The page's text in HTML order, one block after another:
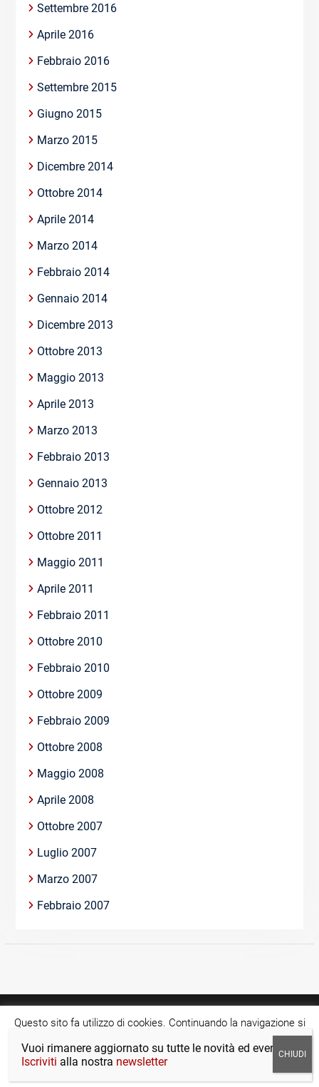
Settembre 2016
Aprile 2016
Febbraio 2016
Settembre 2015
Giugno 2015
Marzo 2015
Dicembre 2014
Ottobre 2014
Aprile 2014
Marzo 2014
Febbraio 2014
Gennaio 2014
Dicembre 2013
Ottobre 2013
Maggio 2013
Aprile 2013
Marzo 2013
Febbraio 2013
Gennaio 2013
Ottobre 2012
Ottobre 2011
Maggio 2011
Aprile 2011
Febbraio 2011
Ottobre 2010
Febbraio 2010
Ottobre 2009
Febbraio 2009
Ottobre 2008
Maggio 2008
Aprile 2008
Ottobre 2007
Luglio 2007
Marzo 2007
Febbraio 2007
Copyright © >Tutti i diritti riservati.
Questo sito fa utilizzo di cookies. Continuando la navigazione si
acconsente all'utilizzo di tale tecnologia.
Cookie settings
ACCETTA
Vuoi rimanere aggiornato su tutte le novità ed eventi?
Iscriviti alla nostra newsletter